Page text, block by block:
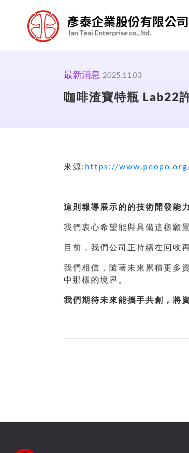
最新消息 2025.11.03
咖啡渣寶特瓶 Lab22
來源: https://
這則報導展示的的技術開發能
我們衷心希望能與具備這樣願
目前，我們公司正持續在回收
我們相信，隨著未來累積更多
中那樣的境界。
我們期待未來能攜手共創，將